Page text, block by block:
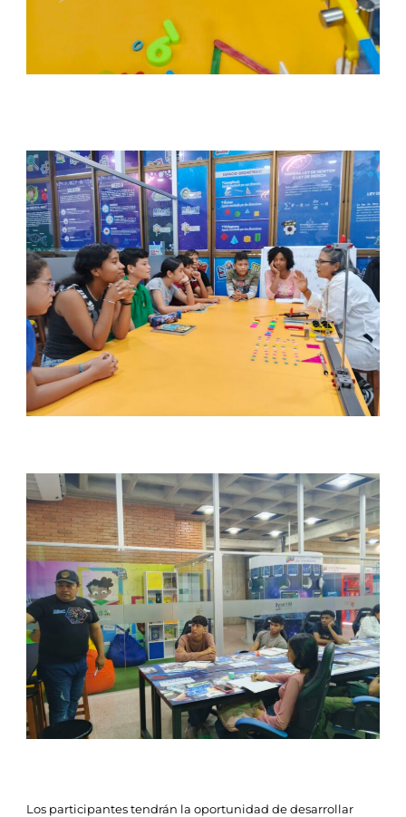
Los participantes tendrán la oportunidad de desarrollar